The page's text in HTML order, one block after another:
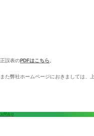
正誤表のPDFはこちら
また弊社ホームページにおきましては、
お問合せ